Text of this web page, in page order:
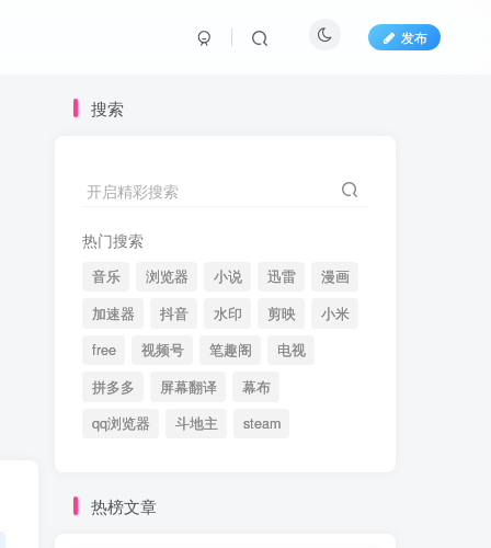
发布
搜索
开启精彩搜索
热门搜索
音乐 浏览器 小说 迅雷
漫画
加速器
抖音 水印 剪映
小米
free
视频号 笔趣阁
电视
拼多多
屏幕翻译
幕布
qq浏览器
斗地主 steam
热榜文章